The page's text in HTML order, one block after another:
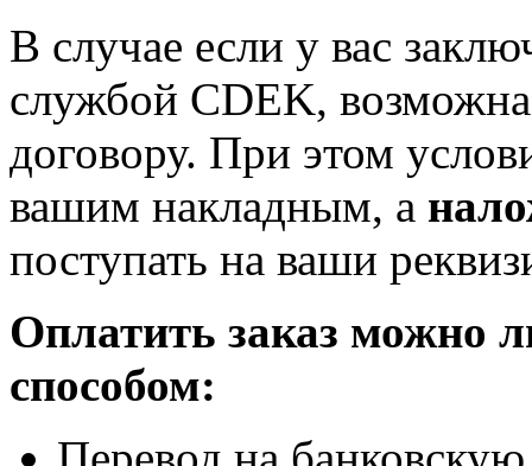
В случае если у вас
службой CDEK,
договору. При этом
вашим накладным, а
поступать на ваши
Оплатить заказ можно
способом: